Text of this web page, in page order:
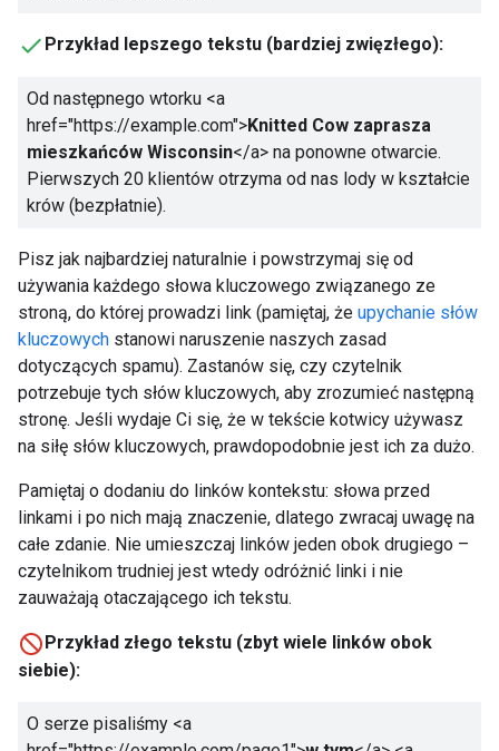
Przykład lepszego tekstu (bardziej zwięzłego):
Od następnego wtorku <a
href="https://example.com">Knitted Cow zaprasza
mieszkańców Wisconsin</a> na ponowne otwarcie.
Pierwszych 20 klientów otrzyma od nas lody w kształcie
krów (bezpłatnie).
Pisz jak najbardziej naturalnie i powstrzymaj się od
używania każdego słowa kluczowego związanego ze
stroną, do której prowadzi link (pamiętaj, że upychanie słów
kluczowych stanowi naruszenie naszych zasad
dotyczących spamu). Zastanów się, czy czytelnik
potrzebuje tych słów kluczowych, aby zrozumieć następną
stronę. Jeśli wydaje Ci się, że w tekście kotwicy używasz
na siłę słów kluczowych, prawdopodobnie jest ich za dużo.
Pamiętaj o dodaniu do linków kontekstu: słowa przed
linkami i po nich mają znaczenie, dlatego zwracaj uwagę na
całe zdanie. Nie umieszczaj linków jeden obok drugiego –
czytelnikom trudniej jest wtedy odróżnić linki i nie
zauważają otaczającego ich tekstu.
Przykład złego tekstu (zbyt wiele linków obok
siebie):
O serze pisaliśmy <a